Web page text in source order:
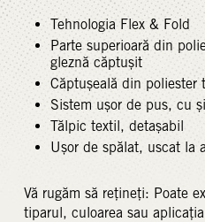
Tehnologia Flex & Fold
Parte superioară din
gleznă căptușit
Căptușeală din poliester
Sistem ușor de pus, cu
Tălpic textil, detașabil
Ușor de spălat, uscat la
Vă rugăm să rețineți: Poate
tiparul, culoarea sau